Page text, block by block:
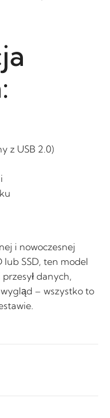
z USB 2.0)
i nowoczesnej
SSD, ten model
danych,
– wszystko to